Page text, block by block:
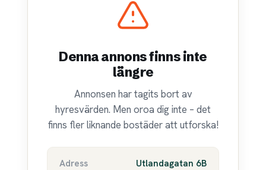
Denna annons finns inte
längre
Annonsen har tagits bort av
hyresvärden. Men oroa dig inte – det
finns fler liknande bostäder att utforska!
Adress
Utlandagatan 6B